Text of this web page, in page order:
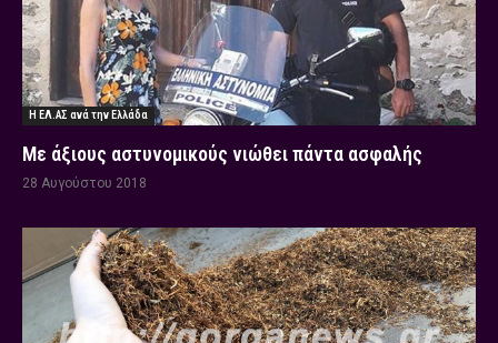
Η ΕΛ.ΑΣ ανά την Ελλάδα
Με άξιους αστυνομικούς νιώθει πάντα ασφαλής
28 Αυγούστου 2018